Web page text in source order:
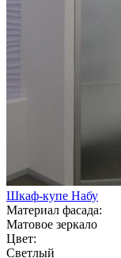
Шкаф-купе Набу
Материал фасада:
Матовое зеркало
Цвет:
Светлый